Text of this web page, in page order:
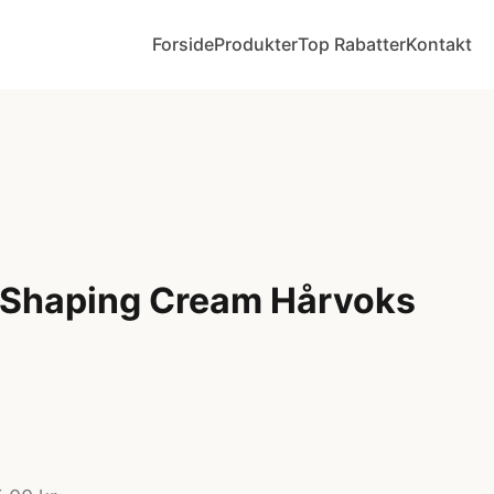
ForsideProdukterTop RabatterKontakt
Cream Hårvoks